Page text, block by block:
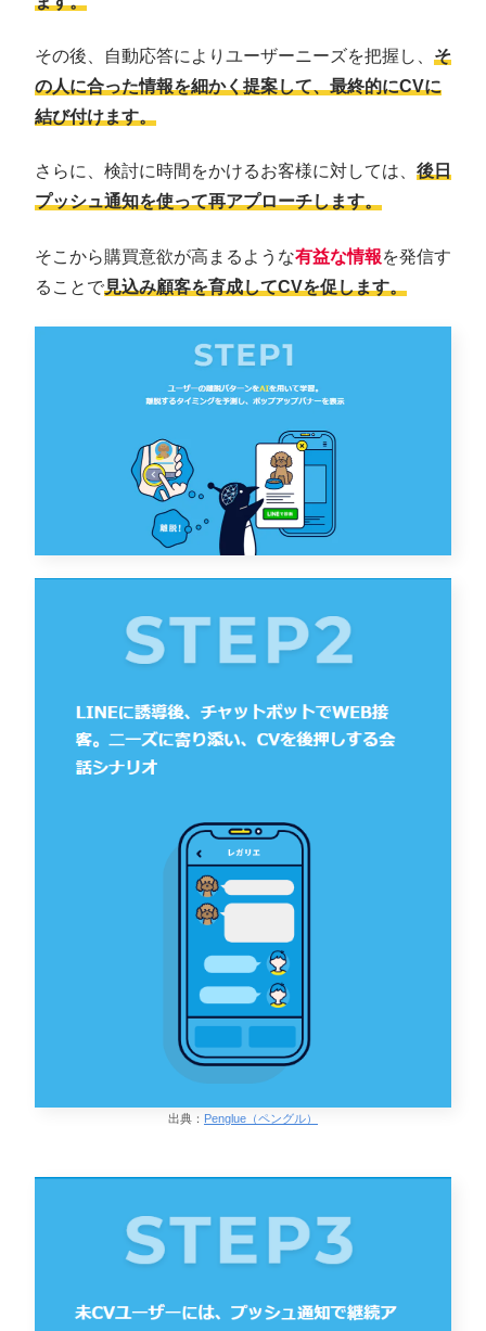
その後、自動応答によりユーザーニーズを把握し、 そ
の人に合った情報を細かく提案して、最終的にCVに
結び付けます。
さらに、検討に時間をかけるお客様に対しては、 後日
プッシュ通知を使って再アプローチします。
そこから購買意欲が高まるような有益な情報を発信す
ることで見込み顧客を育成してCVを促します。
出典： Penglue（ペングル）